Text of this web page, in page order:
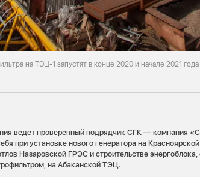
на ТЭЦ-1 запустят в конце 2020 и начале 2021 года
ведет проверенный подрядчик СГК — компания
при установке нового генератора на
Назаровской ГРЭС и строительстве
на Абаканской ТЭЦ.